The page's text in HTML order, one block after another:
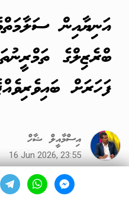
އަނިޔާއިން
ބްރެޒިލްގެ
ފަހަރަށް
އިސްމާއީލް ޝާހް
16 Jun 2026, 23:55